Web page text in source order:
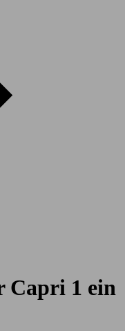
Capri 1 ein